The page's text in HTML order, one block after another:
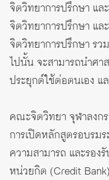
จิตวิทยาการปรึกษา แล
จิตวิทยาการปรึกษา แ
จิตวิทยาการปรึกษา รว
ไปนั้น จะสามารถนําศา
ประยุกต์ใช้ต่อตนเอง
คณะจิตวิทยา จุฬาลงก
การเปิดหลักสูตรอบรม
ความสามารถ และรอง
หน่วยกิต (Credit